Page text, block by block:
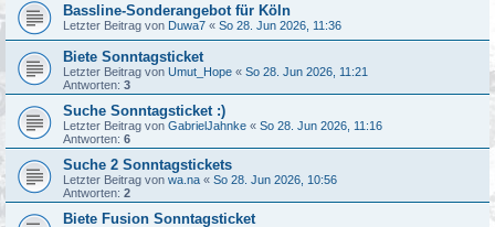
Bassline-Sonderangebot für Köln
Letzter Beitrag von Duwa7 « So 28. Jun 2026, 11:36
Biete Sonntagsticket
Letzter Beitrag von Umut_Hope « So 28. Jun 2026, 11:21
Antworten: 3
Suche Sonntagsticket :)
Letzter Beitrag von GabrielJahnke « So 28. Jun 2026, 11:16
Antworten: 6
Suche 2 Sonntagstickets
Letzter Beitrag von wa.na « So 28. Jun 2026, 10:56
Antworten: 2
Biete Fusion Sonntagsticket